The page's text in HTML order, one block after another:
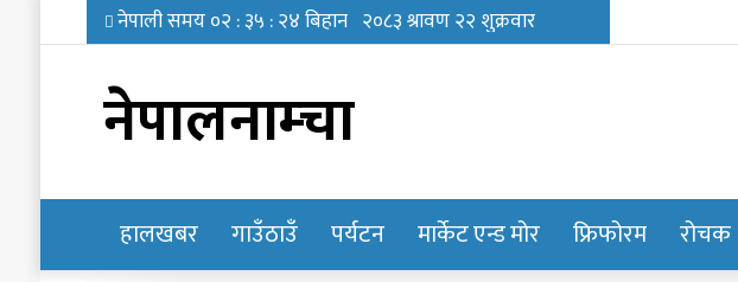
नेपालनाम्चा
होमपेज
हालखबर गाउँठाउँ पर्यटन मार्केट एन्ड मोर फ्रिफोरम रोचक